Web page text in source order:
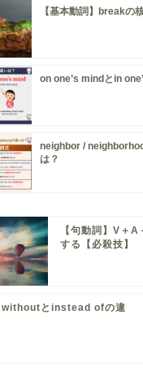
【基本動詞】breakの
on one’s mindとin
neighbor /
は？
【句動詞】V＋
する【必殺技】
withoutとinstead ofの違